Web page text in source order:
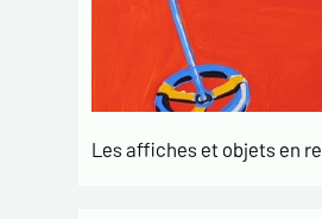
Les affiches et objets en